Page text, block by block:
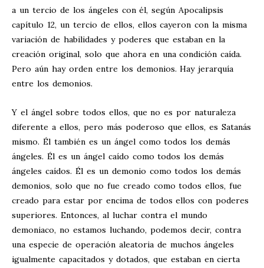
a un tercio de los ángeles con él, según Apocalipsis
capítulo 12, un tercio de ellos, ellos cayeron con la misma
variación de habilidades y poderes que estaban en la
creación original, solo que ahora en una condición caída.
Pero aún hay orden entre los demonios. Hay jerarquía
entre los demonios.
Y el ángel sobre todos ellos, que no es por naturaleza
diferente a ellos, pero más poderoso que ellos, es Satanás
mismo. Él también es un ángel como todos los demás
ángeles. Él es un ángel caído como todos los demás
ángeles caídos. Él es un demonio como todos los demás
demonios, solo que no fue creado como todos ellos, fue
creado para estar por encima de todos ellos con poderes
superiores. Entonces, al luchar contra el mundo
demoniaco, no estamos luchando, podemos decir, contra
una especie de operación aleatoria de muchos ángeles
igualmente capacitados y dotados, que estaban en cierta